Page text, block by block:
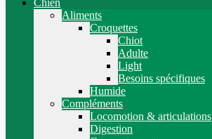
Chien
Aliments
Croquettes
Chiot
Adulte
Light
Besoins spécifiques
Humide
Compléments
Locomotion & articulations
Digestion